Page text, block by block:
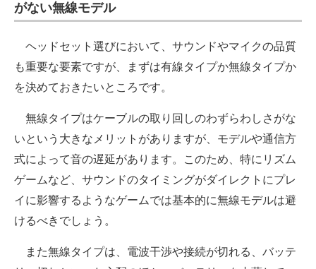
がない無線モデル
ヘッドセット選びにおいて、サウンドやマイクの品質
も重要な要素ですが、まずは有線タイプか無線タイプか
を決めておきたいところです。
無線タイプはケーブルの取り回しのわずらわしさがな
いという大きなメリットがありますが、モデルや通信方
式によって音の遅延があります。このため、特にリズム
ゲームなど、サウンドのタイミングがダイレクトにプレ
イに影響するようなゲームでは基本的に無線モデルは避
けるべきでしょう。
また無線タイプは、電波干渉や接続が切れる、バッテ